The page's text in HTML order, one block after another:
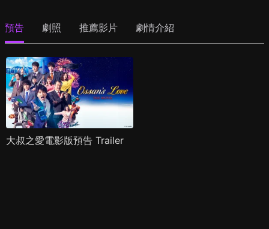
預告 劇照 推薦影片 劇情介紹
大叔之愛電影版預告 Trailer